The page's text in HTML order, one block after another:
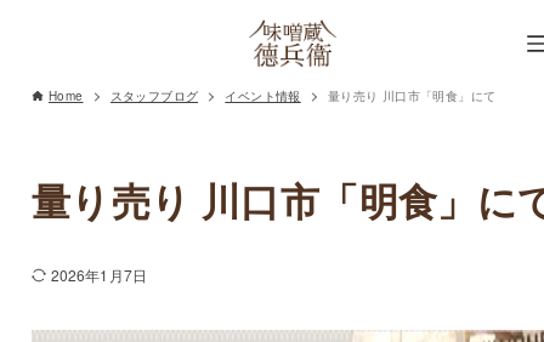
Home スタッフブログ イベント情報 量り売り 川口市「明食」にて
量り売り 川口市「明食」に
2026年1月7日